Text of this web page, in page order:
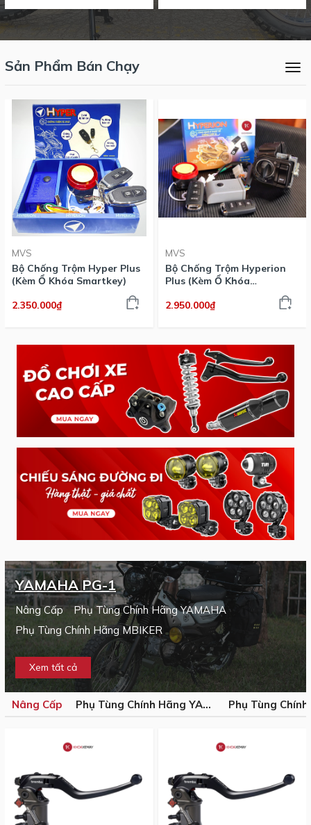
Sản Phẩm Bán Chạy
MVS
Bộ Chống Trộm Hyper Plus
(Kèm Ổ Khóa Smartkey)
2.350.000₫
MVS
Bộ Chống Trộm Hyperion
Plus (Kèm Ổ Khóa
2.950.000₫
YAMAHA PG-1
Nâng Cấp
Phụ Tùng Chính Hãng YAMAHA
Phụ Tùng Chính Hãng MBIKER
Xem tất cả
Nâng Cấp Phụ Tùng Chính Hãng YAMAHA